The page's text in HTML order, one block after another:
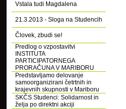
Vstala tudi Magdalena
21.3.2013 - Sloga na Studencih
Človek, zbudi se!
Predlog o vzpostavitvi
INSTITUTA
PARTICIPATORNEGA
PRORAČUNA V MARIBORU
Predstavljamo delovanje
samoorganizirani četrtnih in
krajevnih skupnosti v Mariboru
SKČS Studenci: Solidarnost in
želja po direktni akciji